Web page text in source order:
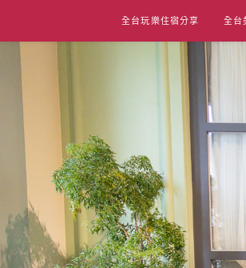
content
全台玩樂住宿分享 全台